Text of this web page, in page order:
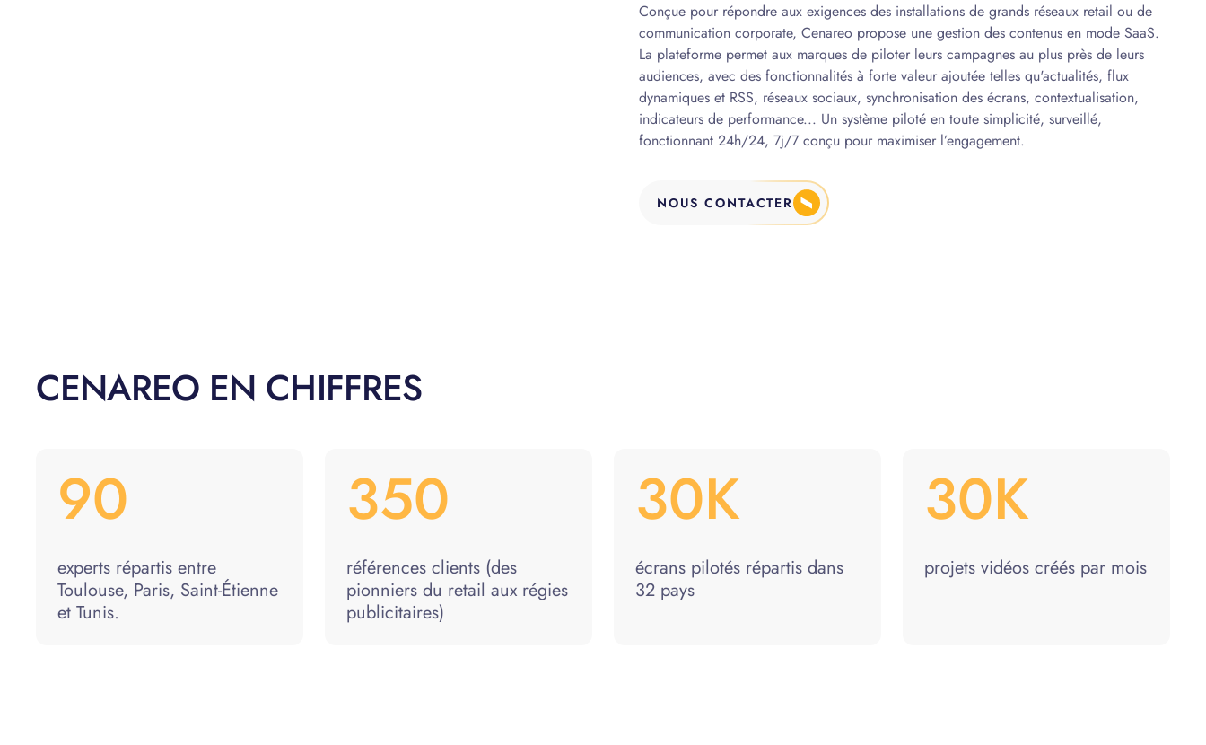
Conçue pour répondre aux exigences des installations de grands réseaux retail ou de
communication corporate, Cenareo propose une gestion des contenus en mode SaaS.
La plateforme permet aux marques de piloter leurs campagnes au plus près de leurs
audiences, avec des fonctionnalités à forte valeur ajoutée telles qu'actualités, flux
dynamiques et RSS, réseaux sociaux, synchronisation des écrans, contextualisation,
indicateurs de performance... Un système piloté en toute simplicité, surveillé,
fonctionnant 24h/24, 7j/7 conçu pour maximiser l’engagement.
NOUS CONTACTER
CENAREO EN CHIFFRES
90
experts répartis entre
Toulouse, Paris, Saint-Étienne
et Tunis.
350
références clients (des
pionniers du retail aux régies
publicitaires)
30K
écrans pilotés répartis dans
32 pays
30K
projets vidéos créés par mois